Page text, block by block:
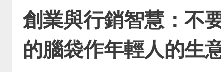
創業與行銷智慧：不
的腦袋作年輕人的生